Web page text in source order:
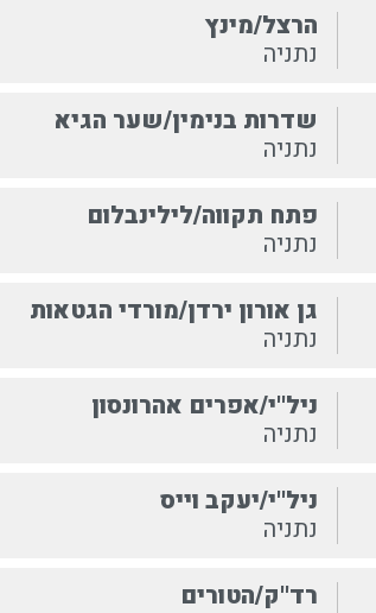
הרצל/מינץ
נתניה
שדרות בנימין/שער הגיא
נתניה
פתח תקווה/לילינבלום
נתניה
גן אורון ירדן/מורדי הגטאות
נתניה
ניל''י/אפרים אהרונסון
נתניה
ניל''י/יעקב וייס
נתניה
רד''ק/הטורים